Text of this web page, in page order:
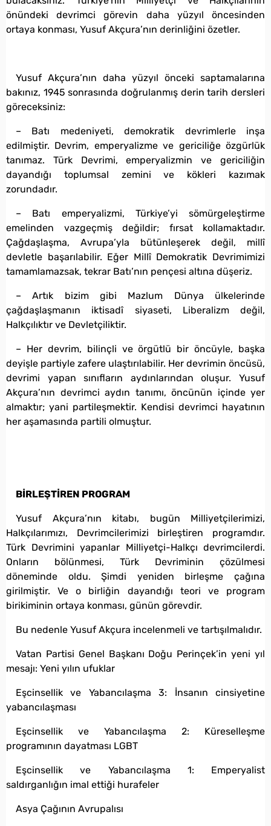
önündeki devrimci görevin daha yüzyıl öncesinden
ortaya konması, Yusuf Akçura’nın derinliğini özetler.
Yusuf Akçura’nın daha yüzyıl önceki saptamalarına
bakınız, 1945 sonrasında doğrulanmış derin tarih dersleri
göreceksiniz:
– Batı medeniyeti, demokratik devrimlerle inşa
edilmiştir. Devrim, emperyalizme ve gericiliğe özgürlük
tanımaz. Türk Devrimi, emperyalizmin ve gericiliğin
dayandığı toplumsal zemini ve kökleri kazımak
zorundadır.
– Batı emperyalizmi, Türkiye’yi sömürgeleştirme
emelinden vazgeçmiş değildir; fırsat kollamaktadır.
Çağdaşlaşma, Avrupa’yla bütünleşerek değil, millî
devletle başarılabilir. Eğer Millî Demokratik Devrimimizi
tamamlamazsak, tekrar Batı’nın pençesi altına düşeriz.
– Artık bizim gibi Mazlum Dünya ülkelerinde
çağdaşlaşmanın iktisadî siyaseti, Liberalizm değil,
Halkçılıktır ve Devletçiliktir.
– Her devrim, bilinçli ve örgütlü bir öncüyle, başka
deyişle partiyle zafere ulaştırılabilir. Her devrimin öncüsü,
devrimi yapan sınıfların aydınlarından oluşur. Yusuf
Akçura’nın devrimci aydın tanımı, öncünün içinde yer
almaktır; yani partileşmektir. Kendisi devrimci hayatının
her aşamasında partili olmuştur.
BİRLEŞTİREN PROGRAM
Yusuf Akçura’nın kitabı, bugün Milliyetçilerimizi,
Halkçılarımızı, Devrimcilerimizi birleştiren programdır.
Türk Devrimini yapanlar Milliyetçi-Halkçı devrimcilerdi.
Onların bölünmesi, Türk Devriminin çözülmesi
döneminde oldu. Şimdi yeniden birleşme çağına
girilmiştir. Ve o birliğin dayandığı teori ve program
birikiminin ortaya konması, günün görevdir.
Bu nedenle Yusuf Akçura incelenmeli ve tartışılmalıdır.
Vatan Partisi Genel Başkanı Doğu Perinçek’in yeni yıl
mesajı: Yeni yılın ufuklar
Eşcinsellik ve Yabancılaşma 3: İnsanın cinsiyetine
yabancılaşması
Eşcinsellik ve Yabancılaşma 2: Küreselleşme
programının dayatması LGBT
Eşcinsellik ve Yabancılaşma 1: Emperyalist
saldırganlığın imal ettiği hurafeler
Asya Çağının Avrupalısı